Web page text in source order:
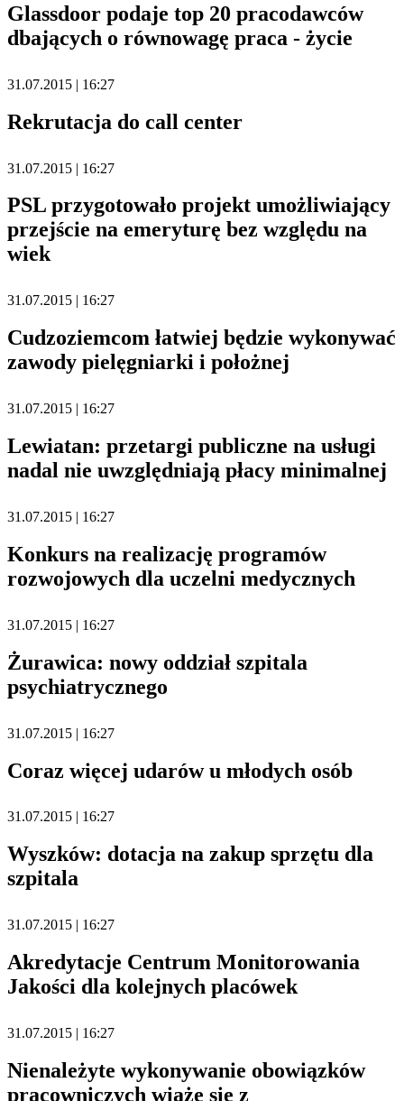
Glassdoor podaje top 20 pracodawców
dbających o równowagę praca - życie
31.07.2015 | 16:27
Rekrutacja do call center
31.07.2015 | 16:27
PSL przygotowało projekt umożliwiający
przejście na emeryturę bez względu na
wiek
31.07.2015 | 16:27
Cudzoziemcom łatwiej będzie wykonywać
zawody pielęgniarki i położnej
31.07.2015 | 16:27
Lewiatan: przetargi publiczne na usługi
nadal nie uwzględniają płacy minimalnej
31.07.2015 | 16:27
Konkurs na realizację programów
rozwojowych dla uczelni medycznych
31.07.2015 | 16:27
Żurawica: nowy oddział szpitala
psychiatrycznego
31.07.2015 | 16:27
Coraz więcej udarów u młodych osób
31.07.2015 | 16:27
Wyszków: dotacja na zakup sprzętu dla
szpitala
31.07.2015 | 16:27
Akredytacje Centrum Monitorowania
Jakości dla kolejnych placówek
31.07.2015 | 16:27
Nienależyte wykonywanie obowiązków
pracowniczych wiąże się z